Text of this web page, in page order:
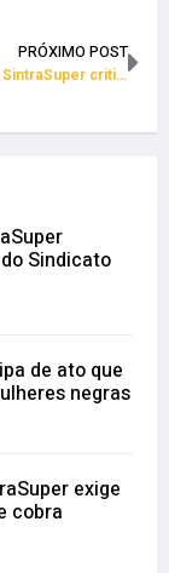
PRÓXIMO POST
Presidenta do SintraSuper critica prefeitura pelo IPTU injusto
Sindicato
de ato que
negras
exige
cobra